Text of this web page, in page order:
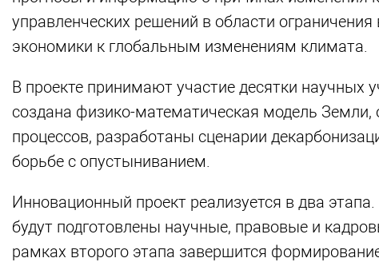
управленческих решений в области
экономики к глобальным изменениям климата.
В проекте принимают участие десятки
создана физико-математическая модель
процессов, разработаны сценарии
борьбе с опустыниванием.
Инновационный проект реализуется в два
будут подготовлены научные, правовые и
рамках второго этапа завершится